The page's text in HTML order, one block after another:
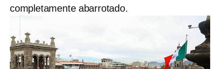
completamente abarrotado.